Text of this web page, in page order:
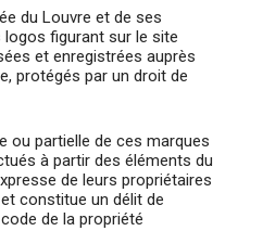
du Louvre et de ses
logos figurant sur le site
et enregistrées auprès
protégés par un droit de
ou partielle de ces marques
à partir des éléments du
de leurs propriétaires
constitue un délit de
de la propriété